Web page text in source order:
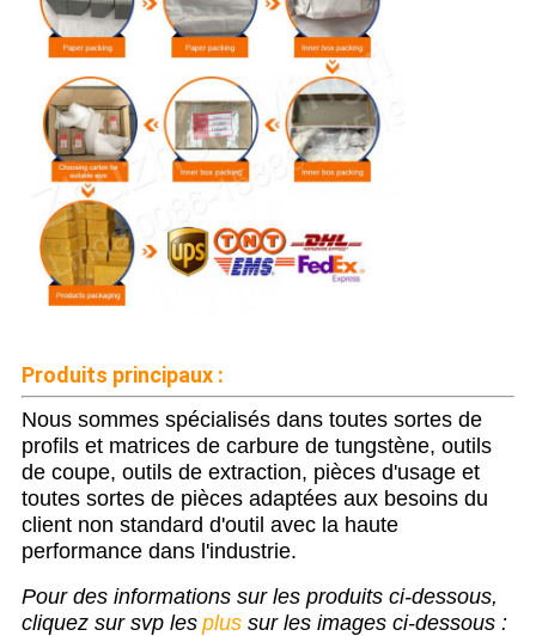
Produits principaux :
Nous sommes spécialisés dans toutes sortes de
profils et matrices de carbure de tungstène, outils
de coupe, outils de extraction, pièces d'usage et
toutes sortes de pièces adaptées aux besoins du
client non standard d'outil avec la haute
performance dans l'industrie.
Pour des informations sur les produits ci-dessous,
cliquez sur svp les plussur les images ci-dessous :